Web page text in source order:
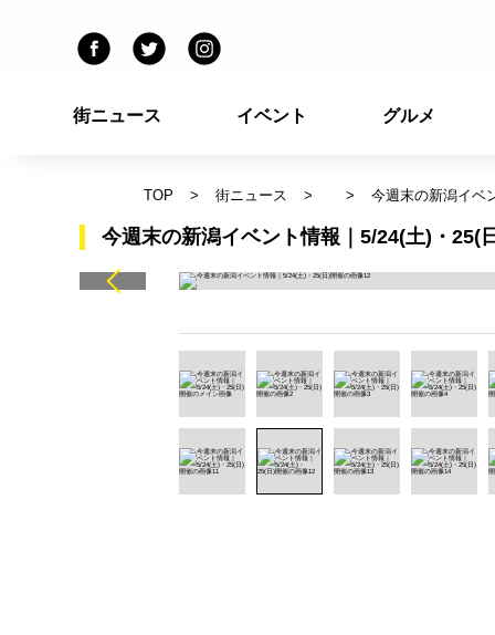
街ニュース イベント グルメ
TOP 街ニュース 今週末の新潟イベ
今週末の新潟イベント情報｜5/24(土)・25(